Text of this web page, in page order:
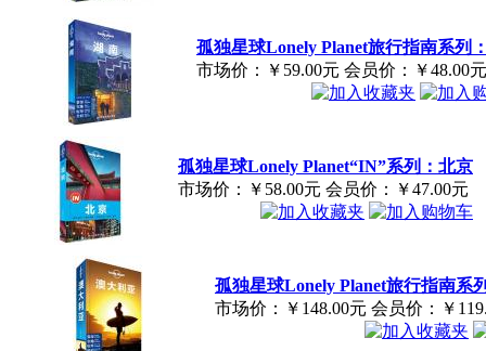
孤独星球Lonely Planet旅行指南系列
市场价：
￥59.00元 会员价： ￥48.00元
孤独星球Lonely Planet“IN”系列：北京
市场价：
￥58.00元 会员价： ￥47.00元
孤独星球Lonely Planet旅行指南系
市场价：
￥148.00元 会员价： ￥